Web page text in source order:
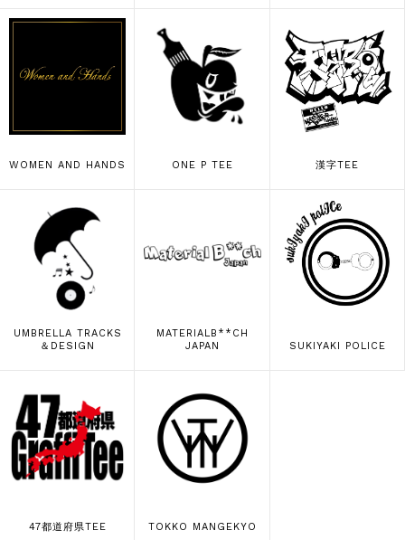
WOMEN AND HANDS ONE P TEE 漢字TEE
UMBRELLA TRACKS
＆DESIGN
MATERIALB**CH
JAPAN
SUKIYAKI POLICE
47都道府県TEE TOKKO MANGEKYO